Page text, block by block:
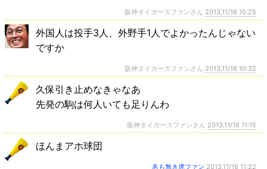
阪神タイガースファンさん 2013,11/16 10:25
外国人は投手3人、外野手1人でよかったんじゃない
ですか
阪神タイガースファンさん 2013,11/16 10:32
久保引き止めなきゃなあ
先発の駒は何人いても足りんわ
阪神タイガースファンさん 2013,11/16 11:15
ほんまアホ球団
名も無き虎ファン 2013,11/16 11:22